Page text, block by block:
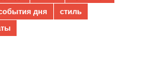
дня
стиль